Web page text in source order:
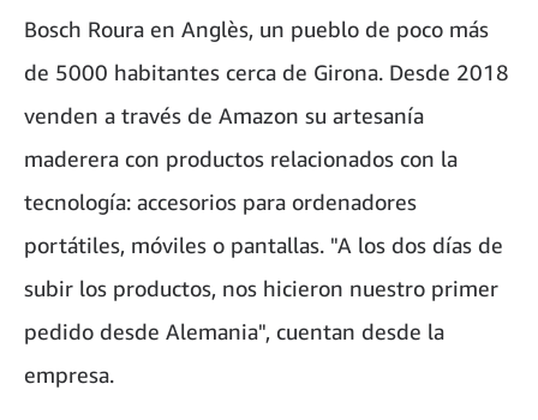
Bosch Roura en Anglès, un pueblo de poco más
de 5000 habitantes cerca de Girona. Desde 2018
venden a través de Amazon su artesanía
maderera con productos relacionados con la
tecnología: accesorios para ordenadores
portátiles, móviles o pantallas. "A los dos días de
subir los productos, nos hicieron nuestro primer
pedido desde Alemania", cuentan desde la
empresa.